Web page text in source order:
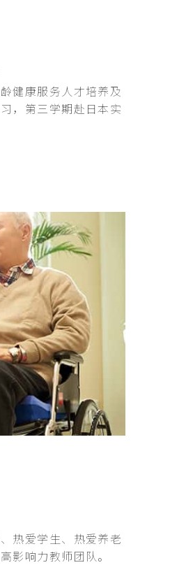
健康服务人才培养及
，第三学期赴日本实
热爱学生、热爱养老
影响力教师团队。